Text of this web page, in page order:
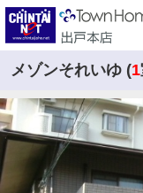
メゾンそれいゆ (1